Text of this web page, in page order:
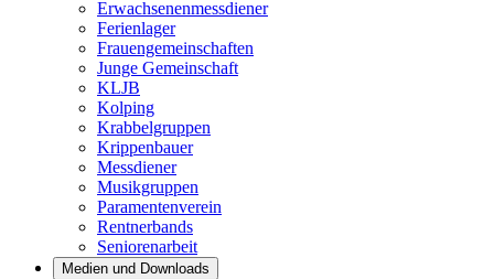
Erwachsenenmessdiener
Ferienlager
Frauengemeinschaften
Junge Gemeinschaft
KLJB
Kolping
Krabbelgruppen
Krippenbauer
Messdiener
Musikgruppen
Paramentenverein
Rentnerbands
Seniorenarbeit
Medien und Downloads